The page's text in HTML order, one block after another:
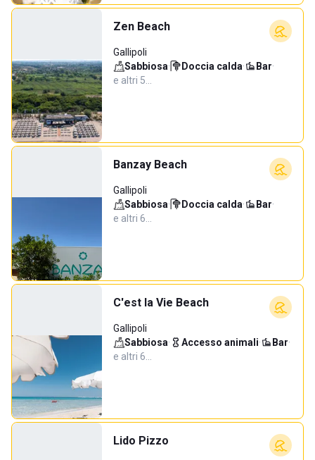
Zen Beach
Gallipoli
Sabbiosa· Doccia calda· Bar·
e altri 5…
Banzay Beach
Gallipoli
Sabbiosa· Doccia calda· Bar·
e altri 6…
C'est la Vie Beach
Gallipoli
Sabbiosa· Accesso animali· Bar·
e altri 6…
Lido Pizzo